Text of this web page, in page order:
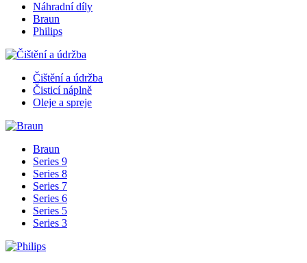
Náhradní díly
Braun
Philips
Čištění a údržba
Čisticí náplně
Oleje a spreje
Braun
Series 9
Series 8
Series 7
Series 6
Series 5
Series 3